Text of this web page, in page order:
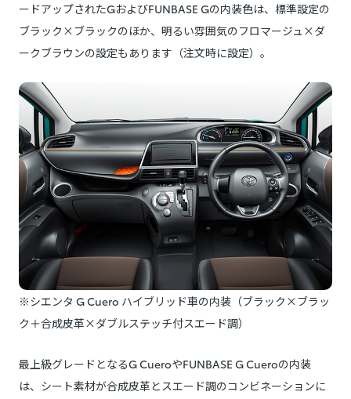
ードアップされたGおよびFUNBASE Gの内装色は、標準設定の
ブラック×ブラックのほか、明るい雰囲気のフロマージュ×ダ
ークブラウンの設定もあります（注文時に設定）。
※シエンタ G Cuero ハイブリッド車の内装（ブラック×ブラッ
ク＋合成皮革×ダブルステッチ付スエード調）
最上級グレードとなるG CueroやFUNBASE G Cueroの内装
は、シート素材が合成皮革とスエード調のコンビネーションに